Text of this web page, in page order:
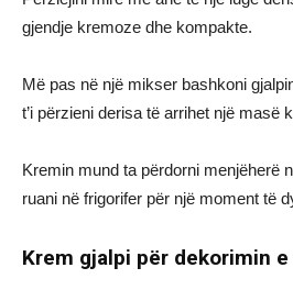
gjendje kremoze dhe kompakte.
Më pas në një mikser bashkoni
t’i përzieni derisa të arrihet një masë
Kremin mund ta përdorni menjëherë
ruani në frigorifer për një moment të
Krem gjalpi për dekorimin